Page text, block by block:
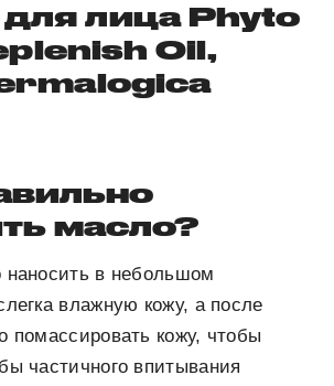
лица Phyto
Oil,
масло?
наносить в небольшом
влажную кожу, а после
помассировать кожу, чтобы
частичного впитывания